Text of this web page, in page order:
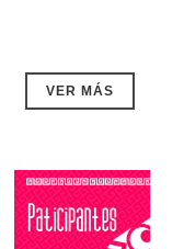
VER MÁS